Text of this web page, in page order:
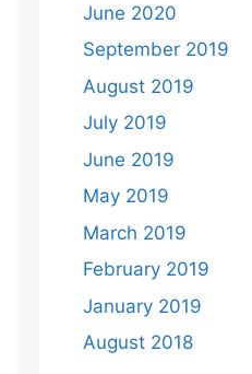
June 2020
September 2019
August 2019
July 2019
June 2019
May 2019
March 2019
February 2019
January 2019
August 2018